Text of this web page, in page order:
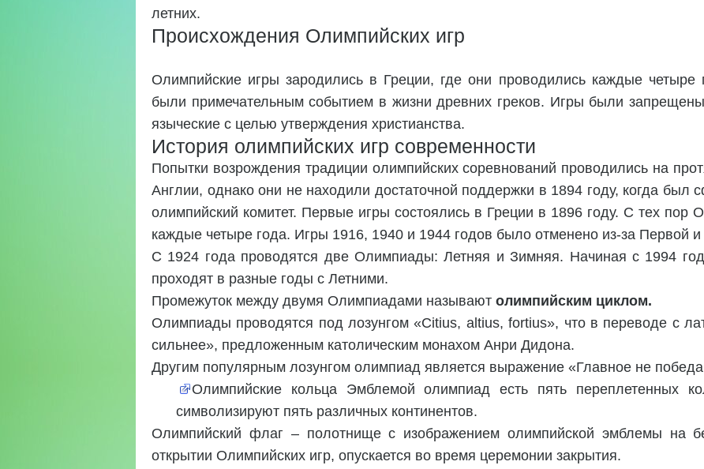
летних.
Происхождения Олимпийских игр
Олимпийские игры зародились в Греции, где они проводились каждые
были примечательным событием в жизни древних греков. Игры были
языческие с целью утверждения христианства.
История олимпийских игр современности
Попытки возрождения традиции олимпийских соревнований проводились на
Англии, однако они не находили достаточной поддержки в 1894 году, когда
олимпийский комитет. Первые игры состоялись в Греции в 1896 году. С тех пор
каждые четыре года. Игры 1916, 1940 и 1944 годов было отменено из-за Первой
С 1924 года проводятся две Олимпиады: Летняя и Зимняя. Начиная с 1994
проходят в разные годы с Летними.
Промежуток между двумя Олимпиадами называют олимпийским циклом.
Олимпиады проводятся под лозунгом «Citius, altius, fortius», что в переводе с
сильнее», предложенным католическим монахом Анри Дидона.
Другим популярным лозунгом олимпиад является выражение «Главное не
Олимпийские кольца Эмблемой олимпиад есть пять переплетенных
символизируют пять различных континентов.
Олимпийский флаг – полотнище с изображением олимпийской эмблемы на
открытии Олимпийских игр, опускается во время церемонии закрытия.